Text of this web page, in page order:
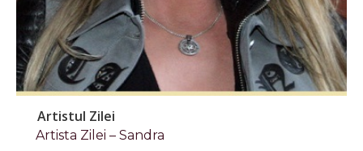
Artistul Zilei
Artista Zilei – Sandra